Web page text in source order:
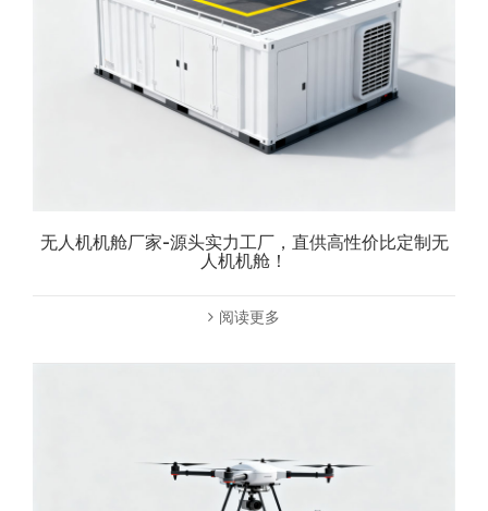
无人机机舱厂家-源头实力工厂，直供高性价比定制无
人机机舱！
阅读更多